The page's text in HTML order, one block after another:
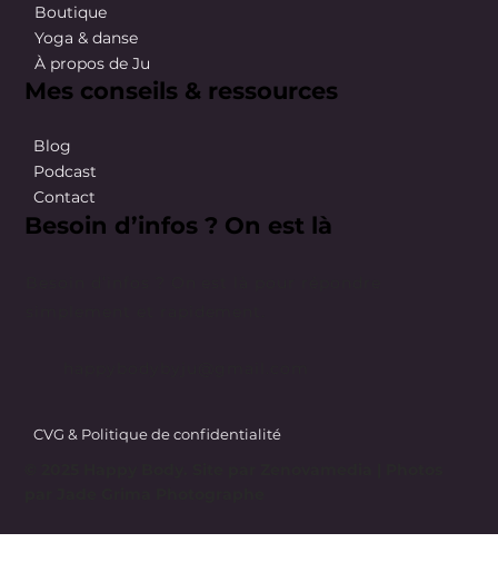
CVG & Politique de confidentialité
Boutique
Yoga & danse
À propos de Ju
Mes conseils & ressources
Blog
Podcast
Contact
Besoin d’infos ? On est là